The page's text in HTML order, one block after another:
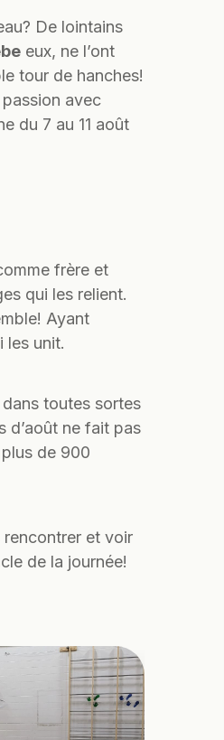
De lointains
eux, ne l’ont
tour de hanches!
avec
du 7 au 11 août
frère et
qui les relient.
Ayant
les unit.
toutes sortes
d’août ne fait pas
de 900
rencontrer et voir
de la journée!